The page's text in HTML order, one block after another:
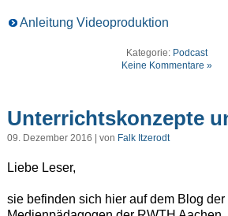
Anleitung Videoproduktion
Kategorie: Podcast
Keine Kommentare »
Unterrichtskonzepte
09. Dezember 2016 | von Falk Itzerodt
Liebe Leser,
sie befinden sich hier auf dem Blog der